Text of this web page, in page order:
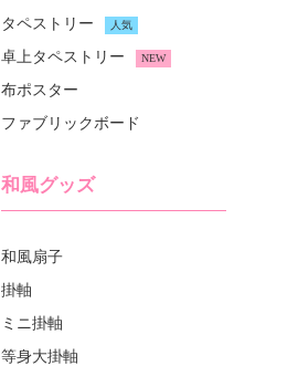
和風グッズ
和風扇子
掛軸
ミニ掛軸
等身大掛軸
タペストリー
人気
卓上タペストリー NEW
布ポスター
ファブリックボード